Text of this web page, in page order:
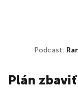
Podcast:
Plán